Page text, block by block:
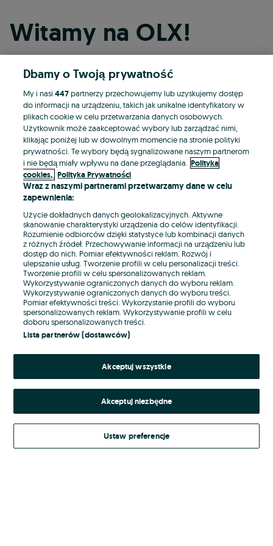
Witamy na OLX!
Kontynuuj przez Facebooka
Kontynuuj przez konto Apple
Kontynuuj przez konto Google
LUB
E-mail
Hasło
Nie pamiętasz hasła?
Zaloguj się
Kontynuując za pośrednictwem jednego z dostawców wskazanych powyżej,
Regulamin serwisuOLX.pl w jego aktualnym brzmieniu.
Dbamy o Twoją prywatność
My i nasi447partnerzy przechowujemy lub uzyskujemy dostęp
do informacji na urządzeniu, takich jak unikalne identyfikatory w
plikach cookie w celu przetwarzania danych osobowych.
Użytkownik może zaakceptować wybory lub zarządzać nimi,
klikając poniżej lub w dowolnym momencie na stronie polityki
prywatności. Te wybory będą sygnalizowane naszym partnerom
i nie będą miały wpływu na dane przeglądania. Polityka
cookies, Polityka Prywatności
Wraz z naszymi partnerami przetwarzamy dane w celu
zapewnienia:
Użycie dokładnych danych geolokalizacyjnych. Aktywne
skanowanie charakterystyki urządzenia do celów identyfikacji.
Rozumienie odbiorców dzięki statystyce lub kombinacji danych
z różnych źródeł. Przechowywanie informacji na urządzeniu lub
dostęp do nich. Pomiar efektywności reklam. Rozwój i
ulepszanie usług. Tworzenie profili w celu personalizacji treści.
Tworzenie profili w celu spersonalizowanych reklam.
Wykorzystywanie ograniczonych danych do wyboru reklam.
Wykorzystywanie ograniczonych danych do wyboru treści.
Pomiar efektywności treści. Wykorzystanie profili do wyboru
spersonalizowanych reklam. Wykorzystywanie profili w celu
doboru spersonalizowanych treści.
Lista partnerów (dostawców)
Akceptuj wszystkie
Akceptuj niezbędne
Ustaw preferencje